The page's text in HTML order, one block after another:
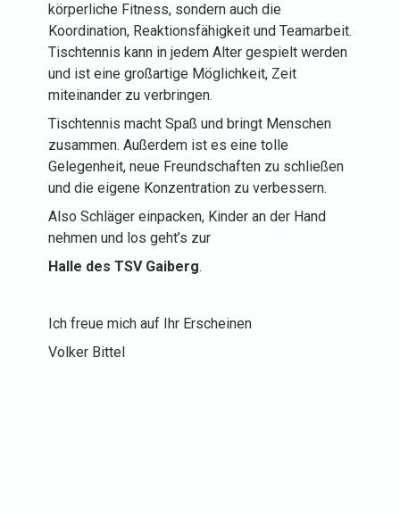
körperliche Fitness, sondern auch die
Koordination, Reaktionsfähigkeit und Teamarbeit.
Tischtennis kann in jedem Alter gespielt werden
und ist eine großartige Möglichkeit, Zeit
miteinander zu verbringen.
Tischtennis macht Spaß und bringt Menschen
zusammen. Außerdem ist es eine tolle
Gelegenheit, neue Freundschaften zu schließen
und die eigene Konzentration zu verbessern.
Also Schläger einpacken, Kinder an der Hand
nehmen und los geht’s zur
Halle des TSV Gaiberg.
Ich freue mich auf Ihr Erscheinen
Volker Bittel